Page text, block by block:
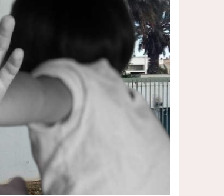
داخل المحكمة..زوجة